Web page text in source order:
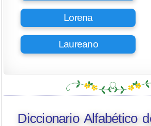
Lorena
Laureano
Diccionario Alfabético